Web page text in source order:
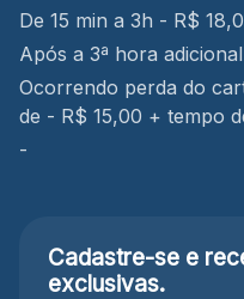
De 15 min a 3h - R$
Após a 3ª hora
Ocorrendo perda do
de - R$ 15,00 + tempo
-
Cadastre-se e
exclusivas.